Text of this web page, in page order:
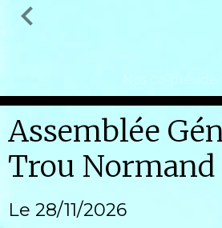
Assemblée
Trou Normand
Le 28/11/2026